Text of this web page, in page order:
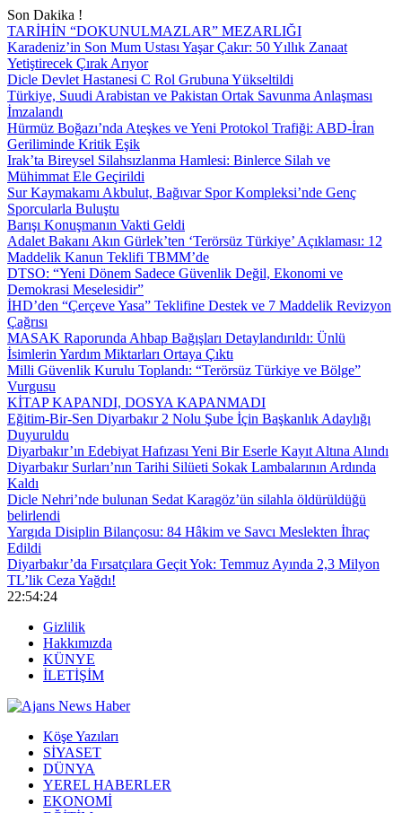
Son Dakika !
TARİHİN “DOKUNULMAZLAR” MEZARLIĞI
Karadeniz’in Son Mum Ustası Yaşar Çakır: 50 Yıllık Zanaat
Yetiştirecek Çırak Arıyor
Dicle Devlet Hastanesi C Rol Grubuna Yükseltildi
Türkiye, Suudi Arabistan ve Pakistan Ortak Savunma Anlaşması
İmzalandı
Hürmüz Boğazı’nda Ateşkes ve Yeni Protokol Trafiği: ABD-İran
Geriliminde Kritik Eşik
Irak’ta Bireysel Silahsızlanma Hamlesi: Binlerce Silah ve
Mühimmat Ele Geçirildi
Sur Kaymakamı Akbulut, Bağıvar Spor Kompleksi’nde Genç
Sporcularla Buluştu
Barışı Konuşmanın Vakti Geldi
Adalet Bakanı Akın Gürlek’ten ‘Terörsüz Türkiye’ Açıklaması: 12
Maddelik Kanun Teklifi TBMM’de
DTSO: “Yeni Dönem Sadece Güvenlik Değil, Ekonomi ve
Demokrasi Meselesidir”
İHD’den “Çerçeve Yasa” Teklifine Destek ve 7 Maddelik Revizyon
Çağrısı
MASAK Raporunda Ahbap Bağışları Detaylandırıldı: Ünlü
İsimlerin Yardım Miktarları Ortaya Çıktı
Milli Güvenlik Kurulu Toplandı: “Terörsüz Türkiye ve Bölge”
Vurgusu
KİTAP KAPANDI, DOSYA KAPANMADI
Eğitim-Bir-Sen Diyarbakır 2 Nolu Şube İçin Başkanlık Adaylığı
Duyuruldu
Diyarbakır’ın Edebiyat Hafızası Yeni Bir Eserle Kayıt Altına Alındı
Diyarbakır Surları’nın Tarihi Silüeti Sokak Lambalarının Ardında
Kaldı
Dicle Nehri’nde bulunan Sedat Karagöz’ün silahla öldürüldüğü
belirlendi
Yargıda Disiplin Bilançosu: 84 Hâkim ve Savcı Meslekten İhraç
Edildi
Diyarbakır’da Fırsatçılara Geçit Yok: Temmuz Ayında 2,3 Milyon
TL’lik Ceza Yağdı!
22:54:24
Gizlilik
Hakkımızda
KÜNYE
İLETİŞİM
Köşe Yazıları
SİYASET
DÜNYA
YEREL HABERLER
EKONOMİ